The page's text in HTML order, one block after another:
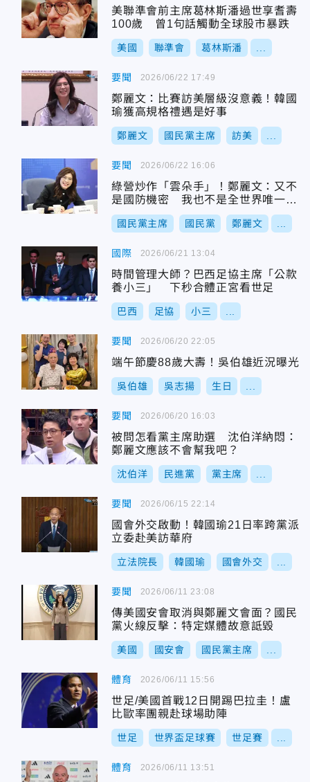
美聯準會前主席葛林斯潘過世享耆壽
100歲 曾1句話觸動全球股市暴跌
美國 聯準會 葛林斯潘
要聞
鄭麗文：比賽訪美層級沒意義！韓國
瑜獲高規格禮遇是好事
鄭麗文 國民黨主席 訪美
2026/06/22 17:49
要聞
綠營炒作「雲朵手」！鄭麗文：又不
是國防機密 我也不是全世界唯一握
過的
國民黨主席 國民黨 鄭麗文
2026/06/22 16:06
國際
時間管理大師？巴西足協主席「公款
養小三」 下秒合體正宮看世足
巴西 足協 小三
2026/06/21 13:04
要聞
端午節慶88歲大壽！吳伯雄近況曝光
吳伯雄 吳志揚 生日
2026/06/20 22:05
要聞
被問怎看黨主席助選 沈伯洋納悶：
鄭麗文應該不會幫我吧？
沈伯洋 民進黨 黨主席
2026/06/20 16:03
要聞
國會外交啟動！韓國瑜21日率跨黨派
立委赴美訪華府
立法院長 韓國瑜 國會外交
2026/06/15 22:14
要聞
傳美國安會取消與鄭麗文會面？國民
黨火線反擊：特定媒體故意詆毀
美國 國安會 國民黨主席
2026/06/11 23:08
體育
世足/美國首戰12日開踢巴拉圭！盧
比歐率團親赴球場助陣
世足 世界盃足球賽 世足賽
2026/06/11 15:56
體育 2026/06/11 13:51